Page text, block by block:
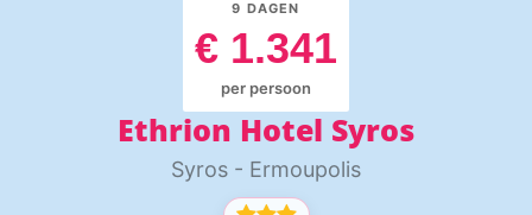
9 DAGEN
€ 1.341
per persoon
Ethrion Hotel Syros
Syros - Ermoupolis